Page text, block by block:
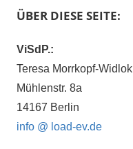
ÜBER DIESE SEITE:
ViSdP.:
Teresa Morrkopf-Widlok
Mühlenstr. 8a
14167 Berlin
info @ load-ev.de